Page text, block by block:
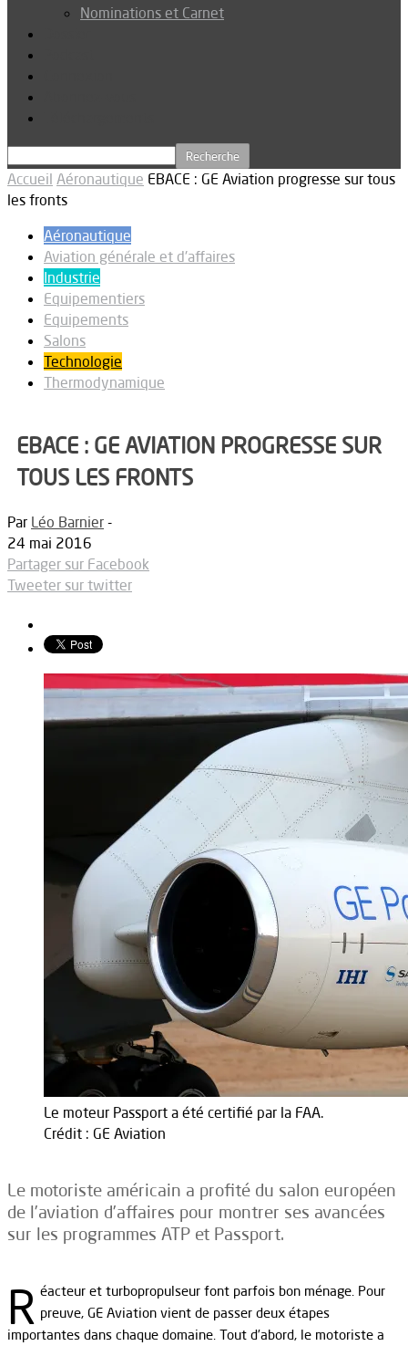
Nominations et Carnet
Accueil Aéronautique EBACE : GE Aviation progresse sur tous
les fronts
Aéronautique
Aviation générale et d'affaires
Industrie
Equipementiers
Equipements
Salons
Technologie
Thermodynamique
EBACE : GE AVIATION PROGRESSE SUR
TOUS LES FRONTS
Par Léo Barnier -
24 mai 2016
Partager sur Facebook
Tweeter sur twitter
Le moteur Passport a été certifié par la FAA.
Crédit : GE Aviation
Le motoriste américain a profité du salon européen
de l’aviation d’affaires pour montrer ses avancées
sur les programmes ATP et Passport.
R éacteur et turbopropulseur font parfois bon ménage. Pour
preuve, GE Aviation vient de passer deux étapes
importantes dans chaque domaine. Tout d’abord, le motoriste a